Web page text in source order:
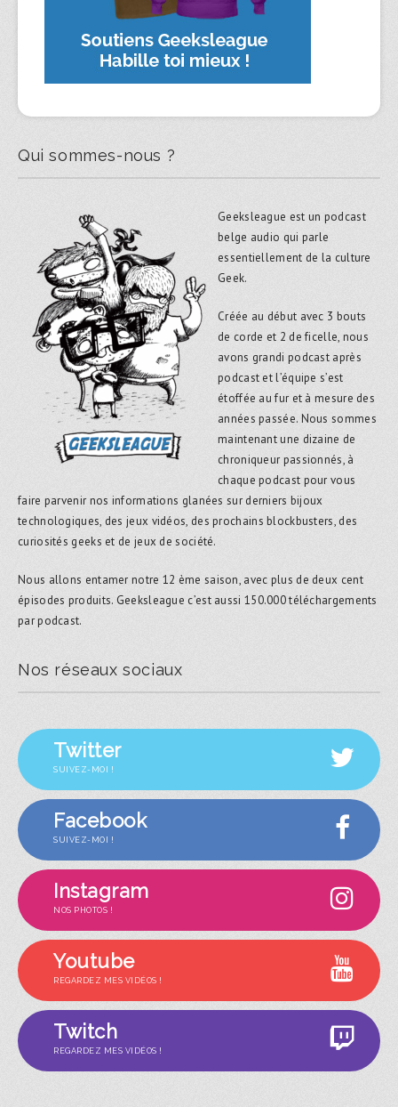
Qui sommes-nous ?
Geeksleague est un podcast
belge audio qui parle
essentiellement de la culture
Geek.
Créée au début avec 3 bouts
de corde et 2 de ficelle, nous
avons grandi podcast après
podcast et l’équipe s’est
étoffée au fur et à mesure des
années passée. Nous sommes
maintenant une dizaine de
chroniqueur passionnés, à
chaque podcast pour vous
faire parvenir nos informations glanées sur derniers bijoux
technologiques, des jeux vidéos, des prochains blockbusters, des
curiosités geeks et de jeux de société.
Nous allons entamer notre 12 ème saison, avec plus de deux cent
épisodes produits. Geeksleague c’est aussi 150.000 téléchargements
par podcast.
Nos réseaux sociaux
Twitter
SUIVEZ-MOI !
Facebook
SUIVEZ-MOI !
Instagram
NOS PHOTOS !
Youtube
REGARDEZ MES VIDÉOS !
Twitch
REGARDEZ MES VIDÉOS !